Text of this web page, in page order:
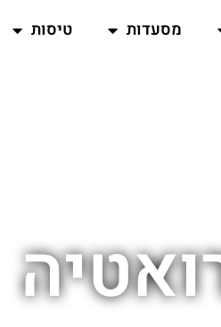
מסעדות
טיסות